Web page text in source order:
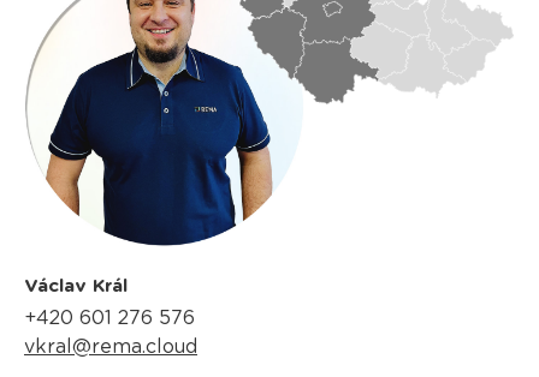
Václav Král
+420 601 276 576
vkral@rema.cloud